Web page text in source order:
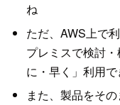
ね
ただ、AWS上で
プレミスで検討
に・早く」利用
また、製品をそ